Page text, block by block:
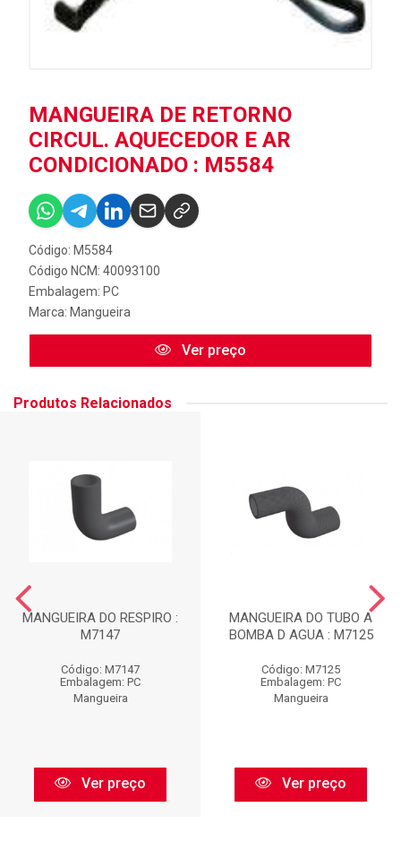
MANGUEIRA DE RETORNO
CIRCUL. AQUECEDOR E AR
CONDICIONADO : M5584
Código: M5584
Código NCM: 40093100
Embalagem: PC
Marca: Mangueira
Ver preço
Produtos Relacionados
MANGUEIRA DO RESPIRO :
M7147
Código: M7147
Embalagem: PC
Mangueira
Ver preço
MANGUEIRA DO TUBO A
BOMBA D AGUA : M7125
Código: M7125
Embalagem: PC
Mangueira
Ver preço